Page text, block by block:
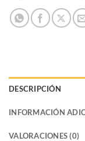
DESCRIPCIÓN
INFORMACIÓN
VALORACIONES (0)